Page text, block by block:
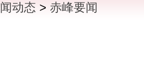
政民互动
动态 > 赤峰要闻